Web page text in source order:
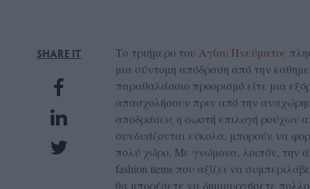
SHARE IT Το τριήμερο του Αγίου Πνεύματος
μια σύντομη απόδραση από την
παραθαλάσσιο προορισμό είτε μια
απασχολήσουν πριν από την
αποδράσεις η σωστή επιλογή ρούχων
συνδυάζονται εύκολα, μπορούν να
πολύ χώρο. Με γνώμονα, λοιπόν, την
fashion items που αξίζει να
θα μπορέσετε να δημιουργήσετε